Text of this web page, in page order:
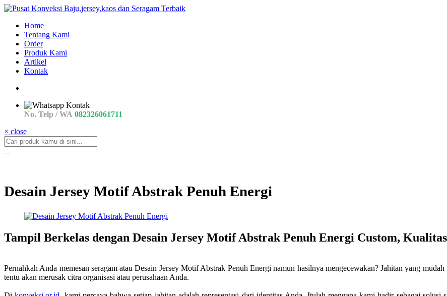
Home
Tentang Kami
Order
Produk Kami
Artikel
Kontak
No. Telp / WA 082326061711
× close
Desain Jersey Motif Abstrak Penuh Energi
Tampil Berkelas dengan Desain Jersey Motif Abstrak Penuh Energi Custom,
Pernahkah Anda memesan seragam atau Desain Jersey Motif Abstrak Penuh Energi namun hasilnya mengecewakan? Jahitan yang
tentu akan merusak citra organisasi atau perusahaan Anda.